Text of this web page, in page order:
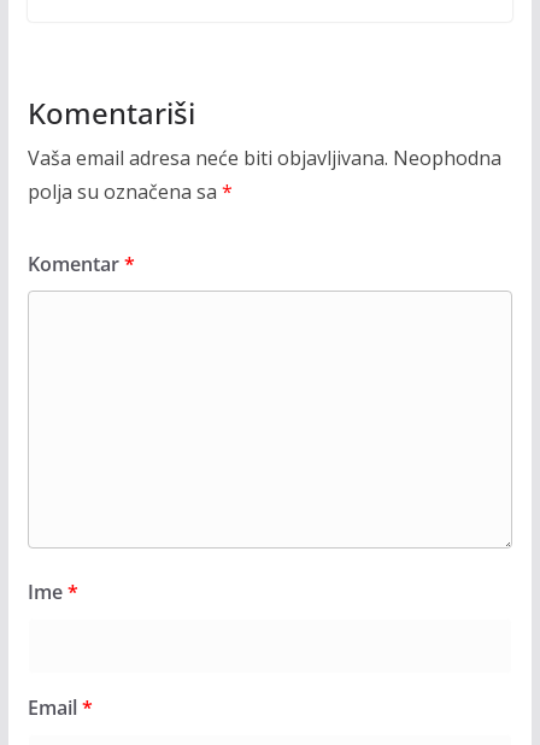
Komentariši
Vaša email adresa neće biti objavljivana. Neophodna
polja su označena sa *
Komentar*
Ime*
Email*